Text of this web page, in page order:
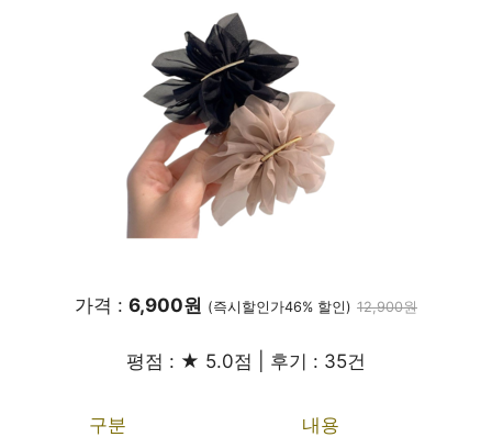
가격 : 6,900원 (즉시할인가46% 할인) 12,900원
평점 : ★ 5.0점 | 후기 : 35건
구분 내용